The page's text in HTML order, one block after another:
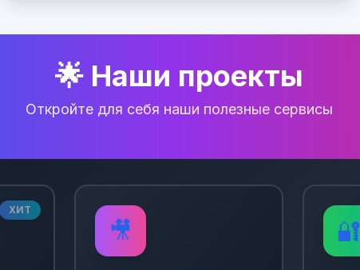
🌟 Наши проекты
Откройте для себя наши полезные сервисы
ХИТ
🎥 🔐